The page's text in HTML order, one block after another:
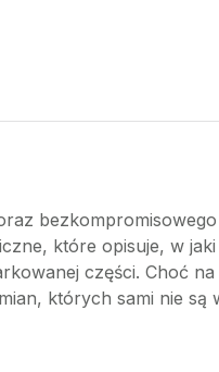
które opisuje, w
części. Choć na
których sami nie są